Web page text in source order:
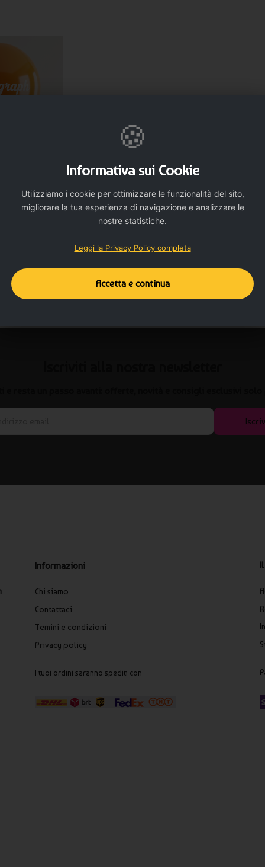
grandi sono consigliati per eventi all’aperto o contesti dove
contrastino con la stampa e siano coerenti con l’identità
ad elio, in base alla tipologia di allestimento previsto.
giganti
e manifestazioni grazie alla loro grande visibilità.
da
6542
€
Informazioni
Chi siamo
Contattaci
Temini e condizioni
Privacy policy
I tuoi ordini saranno spediti con
🍪
Informativa sui Cookie
Utilizziamo i cookie per ottimizzare le funzionalità del sito,
migliorare la tua esperienza di navigazione e analizzare le
nostre statistiche.
Leggi la Privacy Policy completa
Accetta e continua